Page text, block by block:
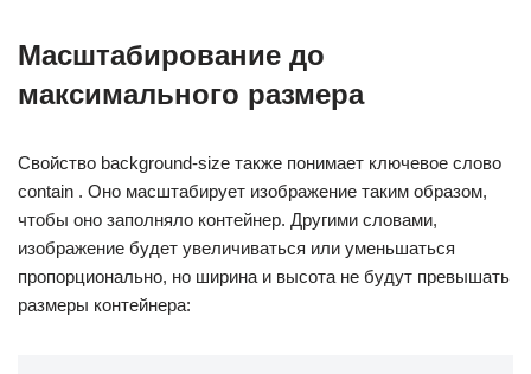
Масштабирование до
максимального размера
Свойство background-size также понимает ключевое слово
contain . Оно масштабирует изображение таким образом,
чтобы оно заполняло контейнер. Другими словами,
изображение будет увеличиваться или уменьшаться
пропорционально, но ширина и высота не будут превышать
размеры контейнера: